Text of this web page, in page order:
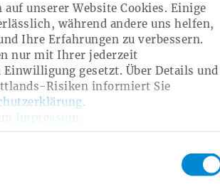
unserer Website Cookies. Einige
während andere uns helfen,
Ihre Erfahrungen zu verbessern.
nur mit Ihrer jederzeit
gesetzt. Über Details und
Risiken informiert Sie
.
Impressum
gibt es bei
Zahnprothese können je nach
tausend Euro
für die Kosten sind unter
Vollprothese aus Kunststoff